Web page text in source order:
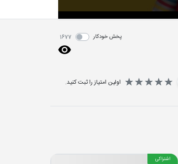
پخش خودکار 1677
اولین امتیاز را ثبت کنید.
اشتراکی